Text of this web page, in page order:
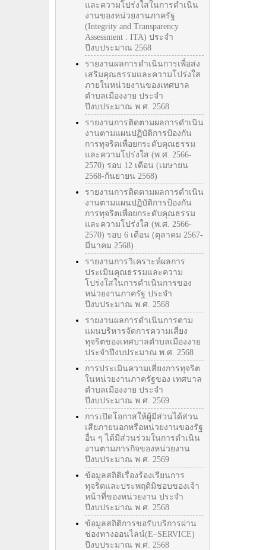
และความโปร่งใสในการดำเนิน
งานของหน่วยงานภาครัฐ
(Integrity and Transparency
Assessment : ITA) ประจำ
ปีงบประมาณ 2568
รายงานผลการดำเนินการเพื่อส่ง
เสริมคุณธรรมและความโปร่งใส
ภายในหน่วยงานของเทศบาล
ตำบลเมืองงาย ประจำ
ปีงบประมาณ พ.ศ. 2568
รายงานการติดตามผลการดำเนิน
งานตามแผนปฏิบัติการป้องกัน
การทุจริตเพื่อยกระดับคุณธรรม
และความโปร่งใส (พ.ศ. 2566-
2570) รอบ 12 เดือน (เมษายน
2568-กันยายน 2568)
รายงานการติดตามผลการดำเนิน
งานตามแผนปฏิบัติการป้องกัน
การทุจริตเพื่อยกระดับคุณธรรม
และความโปร่งใส (พ.ศ. 2566-
2570) รอบ 6 เดือน (ตุลาคม 2567-
มีนาคม 2568)
รายงานการวิเคราะห์ผลการ
ประเมินคุณธรรมและความ
โปร่งใสในการดำเนินการของ
หน่วยงานภาครัฐ ประจำ
ปีงบประมาณ พ.ศ. 2568
รายงานผลการดำเนินการตาม
แผนบริหารจัดการความเสี่ยง
ทุจริตของเทศบาลตำบลเมืองงาย
ประจำปีงบประมาณ พ.ศ. 2568
การประเมินความเสี่ยงการทุจริต
ในหน่วยงานภาครัฐของ เทศบาล
ตำบลเมืองงาย ประจำ
ปีงบประมาณ พ.ศ. 2569
การเปิดโอกาสให้ผู้มีส่วนได้ส่วน
เสียภายนอกหรือหน่วยงานของรัฐ
อื่น ๆ ได้มีส่วนร่วมในการดำเนิน
งานตามภารกิจของหน่วยงาน
ปีงบประมาณ พ.ศ. 2569
ข้อมูลสถิติเรื่องร้องเรียนการ
ทุจริตและประพฤติมิชอบของเจ้า
หน้าที่ของหน่วยงาน ประจำ
ปีงบประมาณ พ.ศ. 2568
ข้อมูลสถิติการขอรับบริการผ่าน
ช่องทางออนไลน์(E–SERVICE)
ปีงบประมาณ พ.ศ. 2568